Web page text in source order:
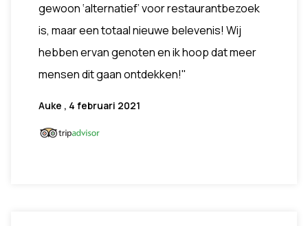
gewoon ‘alternatief’ voor restaurantbezoek
is, maar een totaal nieuwe belevenis! Wij
hebben ervan genoten en ik hoop dat meer
mensen dit gaan ontdekken!"
Auke , 4 februari 2021